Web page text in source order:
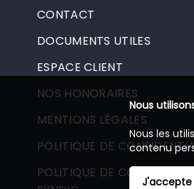
CONTACT
DOCUMENTS UTILES
ESPACE CLIENT
NOS HONORAIRES
MENTIONS LÉGALES
POLITIQUE DE
POLITIQUE DE
Nous
Nous les
contenu
J'accepte